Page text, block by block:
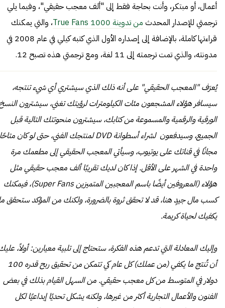
أعمال، أو مبتكر، وأنت بحاجة فقط إلى "ألف معجب حقيقي"، وفيما يلي
ترجمتي للإصدار المحدث من تدوينة 1000 True Fans
، والتي يمكنك
قراءتها كاملة، بالإضافة إلى إصداره الأول الذي كتبه كيلي في عام 2008 في
مدونته، والذي تمت ترجمته إلى 11 لغة، ومع ترجمتي هذه تصبح 12.
يُعرَف "المعجب الحقيقي" على أنه ذلك الذي سيشتري أي شيء تنتجه،
سيسافر هؤلاء المشجعون مئات الكيلومترات لرؤيتك تغني، سيشترون
الورقية والرقمية والمسموعة من كتابك، سيشترون منحوتتك التالية قبل
الجميع، وسيدفعون لشراء أسطوانة DVD لمنتجك الفني، حتى لو كان متاحًا
مجانًا في قناتك على يوتيوب، وسيأتي المعجب الحقيقي إلى مطعمك مرة
واحدة في الشهر على الأقل. إذا كان لديك تقريبًا ألف معجب حقيقي مثل
هؤلاء (المعروفين أيضًا باسم المعجبين المتميزين Super Fans)، فيمكنك
كسب مال جيدٍ هنا، قد لا تحقق ثروة بالضرورة، ولكنك من المؤكد ستحقق
يكفيك لحياة كريمة.
وإليك المعادلة التي تدعم هذه الفكرة، ستحتاج إلى تلبية معيارين: أولاً،
أن تُنتج ما يكفي (من عملك) كل عام كي تتمكن من تحقيق ربح قدره 100
دولار في المتوسط ​​من كل معجب حقيقي. من السهل القيام بذلك في بعض
الفنون والأعمال التجارية أكثر من غيرها، ولكنه يشكل تحديًا إبداعيًا لكل